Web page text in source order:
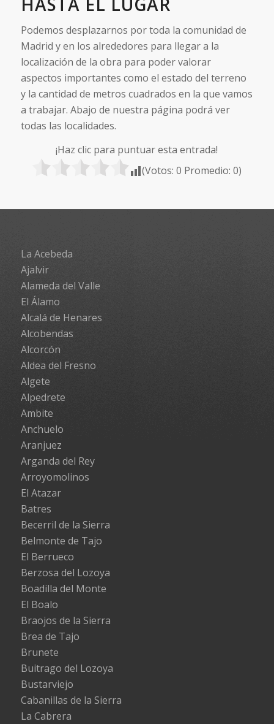
Podemos desplazarnos por toda la comunidad de
Madrid y en los alrededores para llegar a la
localización de la obra para poder valorar
aspectos importantes como el estado del terreno
y la cantidad de metros cuadrados en la que vamos
a trabajar. Abajo de nuestra página podrá ver
todas las localidades.
¡Haz clic para puntuar esta entrada!
(Votos:0 Promedio:0)
La Acebeda
Ajalvir
Alameda del Valle
El Álamo
Alcalá de Henares
Alcobendas
Alcorcón
Aldea del Fresno
Algete
Alpedrete
Ambite
Anchuelo
Aranjuez
Arganda del Rey
Arroyomolinos
El Atazar
Batres
Becerril de la Sierra
Belmonte de Tajo
El Berrueco
Berzosa del Lozoya
Boadilla del Monte
El Boalo
Braojos de la Sierra
Brea de Tajo
Brunete
Buitrago del Lozoya
Bustarviejo
Cabanillas de la Sierra
La Cabrera